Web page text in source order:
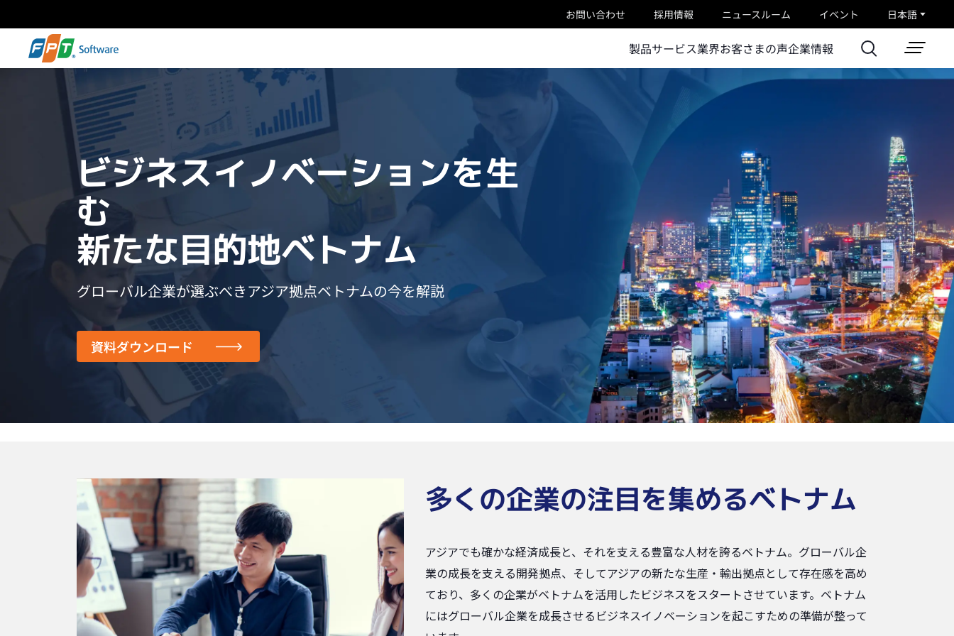
お問い合わせ 採用情報 ニュースルーム イベント 日本語
製品サービス業界お客さまの声企業情報
ビジネスイノベーションを生
む
新たな目的地ベトナム
グローバル企業が選ぶべきアジア拠点ベトナムの今を解説
資料ダウンロード
多くの企業の注目を集めるベトナム
アジアでも確かな経済成長と、それを支える豊富な人材を誇るベトナム。グローバル企
業の成長を支える開発拠点、そしてアジアの新たな生産・輸出拠点として存在感を高め
ており、多くの企業がベトナムを活用したビジネスをスタートさせています。ベトナム
にはグローバル企業を成長させるビジネスイノベーションを起こすための準備が整って